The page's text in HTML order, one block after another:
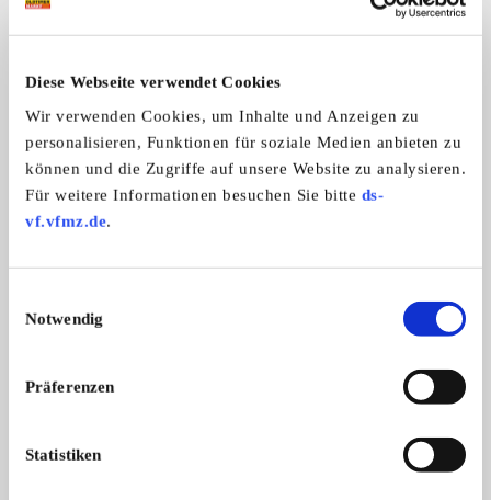
Diese Webseite verwendet Cookies
Wir verwenden Cookies, um Inhalte und Anzeigen zu
personalisieren, Funktionen für soziale Medien anbieten zu
können und die Zugriffe auf unsere Website zu analysieren.
Für weitere Informationen besuchen Sie bitte ds-
vf.vfmz.de.
Notwendig
Präferenzen
Statistiken
*Fahrradträger für 2 Fahrräder
Außerdem gebe ich das komplette Campingzubehör mit:
* Campingstuhl
* Campingplatz-Adapter
* Kühlschrank